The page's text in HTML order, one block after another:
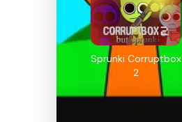
Sprunki Corruptbox
2